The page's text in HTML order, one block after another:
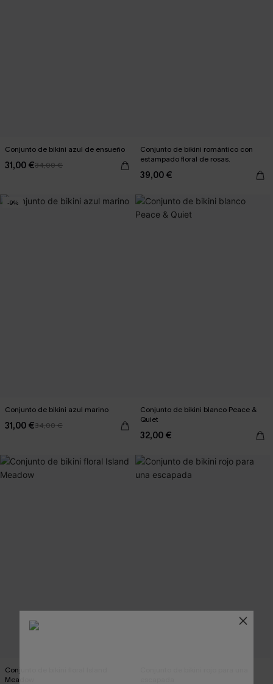
Conjunto de bikini azul de ensueño
31,00 €34,00 €
Conjunto de bikini romántico con
estampado floral de rosas.
39,00 €
-9%
Conjunto de bikini azul marino
31,00 €34,00 €
Conjunto de bikini blanco Peace &
Quiet
32,00 €
Conjunto de bikini floral Island
Meadow